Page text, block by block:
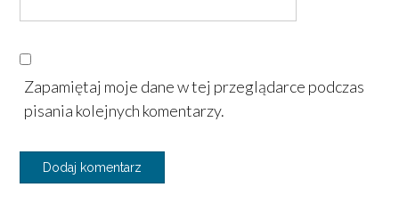
Zapamiętaj moje dane w tej przeglądarce podczas
pisania kolejnych komentarzy.